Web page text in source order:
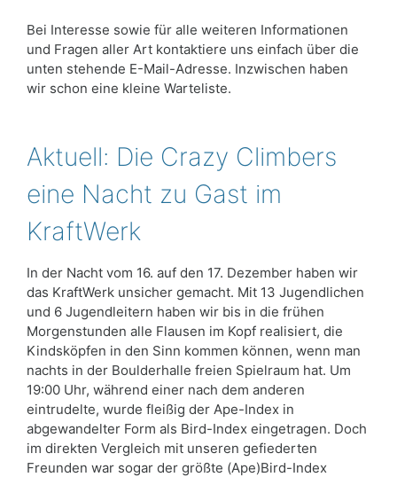
Bei Interesse sowie für alle weiteren Informationen
und Fragen aller Art kontaktiere uns einfach über die
unten stehende E-Mail-Adresse. Inzwischen haben
wir schon eine kleine Warteliste.
Aktuell: Die Crazy Climbers
eine Nacht zu Gast im
KraftWerk
In der Nacht vom 16. auf den 17. Dezember haben wir
das KraftWerk unsicher gemacht. Mit 13 Jugendlichen
und 6 Jugendleitern haben wir bis in die frühen
Morgenstunden alle Flausen im Kopf realisiert, die
Kindsköpfen in den Sinn kommen können, wenn man
nachts in der Boulderhalle freien Spielraum hat. Um
19:00 Uhr, während einer nach dem anderen
eintrudelte, wurde fleißig der Ape-Index in
abgewandelter Form als Bird-Index eingetragen. Doch
im direkten Vergleich mit unseren gefiederten
Freunden war sogar der größte (Ape)Bird-Index